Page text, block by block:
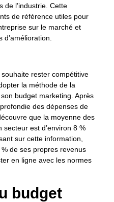
de l’industrie. Cette
de référence utiles pour
sur le marché et
d’amélioration.
rester compétitive
la méthode de la
budget marketing. Après
des dépenses de
que la moyenne des
est d’environ 8 %
sur cette information,
% de ses propres revenus
en ligne avec les normes
budget